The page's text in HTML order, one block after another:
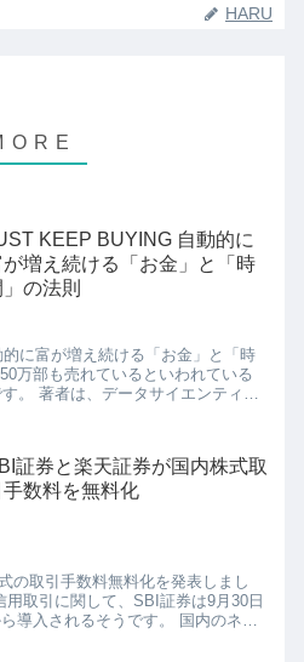
HARU
KEEP BUYING 自動的に
が増え続ける「お金」と「時
」の法則
に富が増え続ける「お金」と「時
ティス
証券と楽天証券が国内株式取
手数料を無料化
の取引手数料無料化を発表しまし